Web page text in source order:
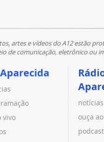
artes e vídeos do A12 estão
de comunicação, eletrônico ou
vivo
notícias
ouça
podcast